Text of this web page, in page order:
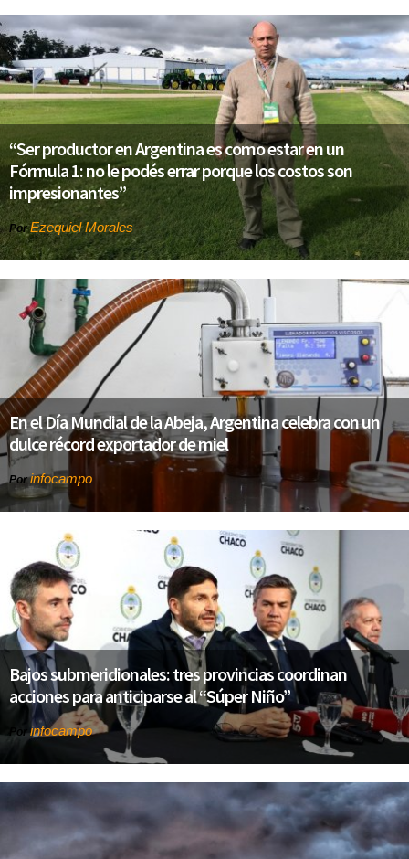
“Ser productor en Argentina es como estar en un
Fórmula 1: no le podés errar porque los costos son
impresionantes”
PorEzequiel Morales
En el Día Mundial de la Abeja, Argentina celebra con un
dulce récord exportador de miel
Porinfocampo
Bajos submeridionales: tres provincias coordinan
acciones para anticiparse al “Súper Niño”
Porinfocampo